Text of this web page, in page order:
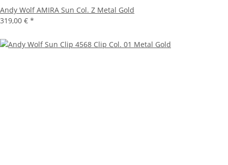
Andy Wolf AMIRA Sun Col. Z Metal Gold
319,00 € *